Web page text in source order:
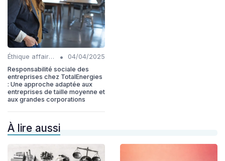
Éthique affaires •
04/04/2025
Responsabilité sociale des
entreprises chez TotalEnergies
: Une approche adaptée aux
entreprises de taille moyenne et
aux grandes corporations
À lire aussi